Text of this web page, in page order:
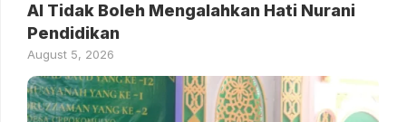
AI Tidak Boleh Mengalahkan Hati Nurani
Pendidikan
August 5, 2026